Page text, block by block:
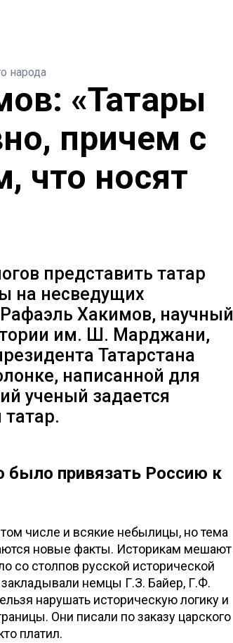
народа
«Татары
причем с
что носят
представить татар
на несведущих
Хакимов, научный
им. Ш. Марджани,
Татарстана
написанной для
ученый задается
было привязать Россию к
числе и всякие небылицы, но тема
новые факты. Историкам мешают
со столпов русской исторической
немцы Г.З. Байер, Г.Ф.
нарушать историческую логику и
Они писали по заказу царского
платил.